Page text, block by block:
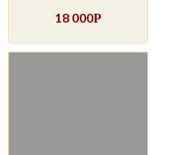
18 000Р